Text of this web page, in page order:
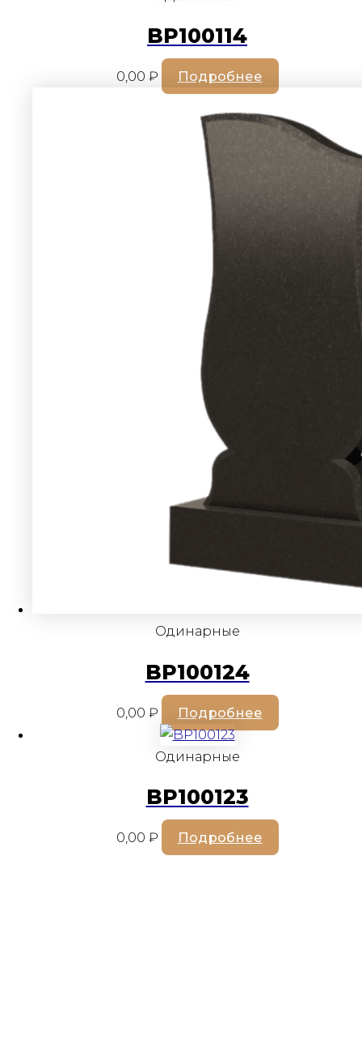
BP100114
0,00 ₽ Подробнее
Одинарные
BP100124
0,00 ₽ Подробнее
Одинарные
BP100123
0,00 ₽ Подробнее